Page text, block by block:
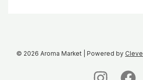
© 2026 Aroma Market | Powered by